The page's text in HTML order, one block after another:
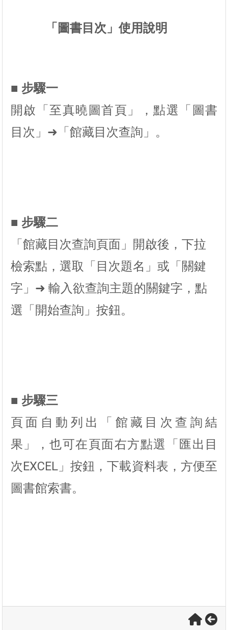
「圖書目次」使用說明
■ 步驟一
開啟「至真曉圖首頁」，點選「圖書
目次」➜「館藏目次查詢」。
■ 步驟二
「館藏目次查詢頁面」開啟後，下拉
檢索點，選取「目次題名」或「關鍵
字」➜ 輸入欲查詢主題的關鍵字，點
選「開始查詢」按鈕。
■ 步驟三
頁面自動列出「館藏目次查詢結
果」，也可在頁面右方點選「匯出目
次EXCEL」按鈕，下載資料表，方便至
圖書館索書。